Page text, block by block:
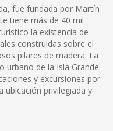
fue fundada por Martín
tiene más de 40 mil
la existencia de
construidas sobre el
pilares de madera. La
urbano de la Isla Grande
y excursiones por
ubicación privilegiada y